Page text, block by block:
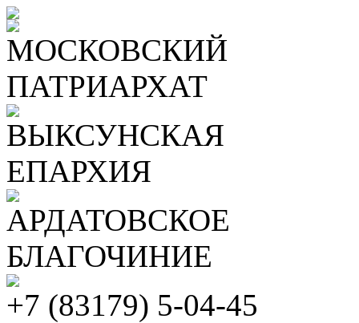
МОСКОВСКИЙ
ПАТРИАРХАТ
ВЫКСУНСКАЯ
ЕПАРХИЯ
АРДАТОВСКОЕ
БЛАГОЧИНИЕ
+7 (83179) 5-04-45